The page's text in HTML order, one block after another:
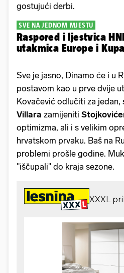
gostujući derbi.
SVE NA JEDNOM MJESTU
Raspored i ljestvica
utakmica Europe i
Sve je jasno, Dinamo će i u
postavom kao u prve dvije
Kovačević odlučiti za jedan,
Villara zamijeniti
optimizma, ali i s velikim
hrvatskom prvaku. Baš na
problemi prošle godine.
"iščupali" do kraja sezone.